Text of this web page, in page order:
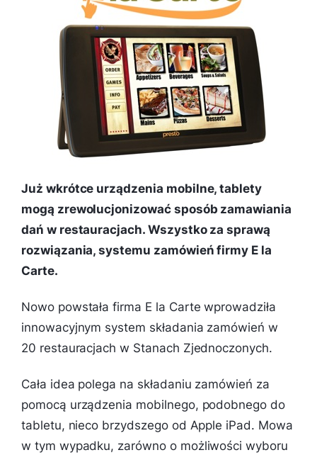
Już wkrótce urządzenia mobilne, tablety
mogą zrewolucjonizować sposób zamawiania
dań w restauracjach. Wszystko za sprawą
rozwiązania, systemu zamówień firmy E la
Carte.
Nowo powstała firma E la Carte wprowadziła
innowacyjnym system składania zamówień w
20 restauracjach w Stanach Zjednoczonych.
Cała idea polega na składaniu zamówień za
pomocą urządzenia mobilnego, podobnego do
tabletu, nieco brzydszego od Apple iPad. Mowa
w tym wypadku, zarówno o możliwości wyboru